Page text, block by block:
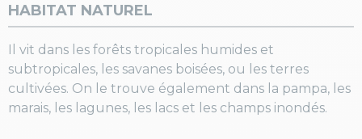
HABITAT NATUREL
Il vit dans les forêts tropicales humides et
subtropicales, les savanes boisées, ou les terres
cultivées. On le trouve également dans la pampa, les
marais, les lagunes, les lacs et les champs inondés.